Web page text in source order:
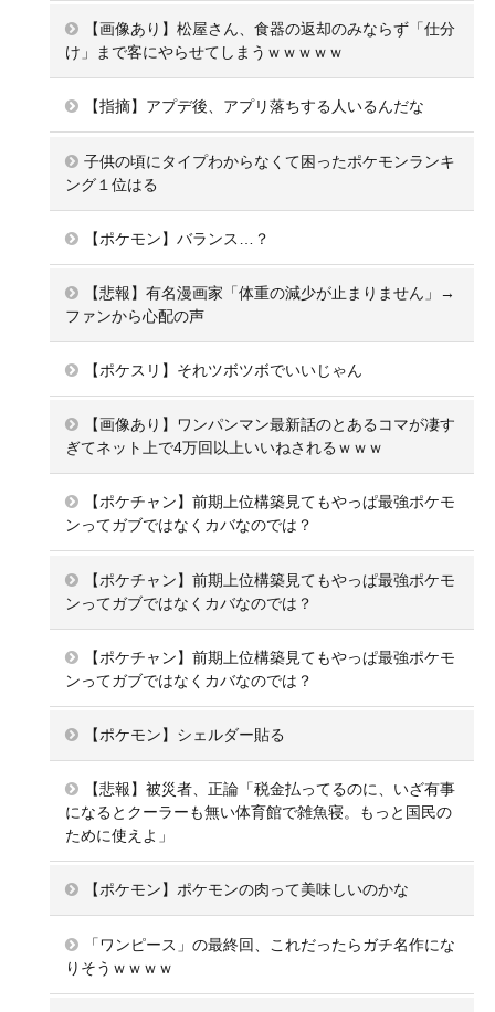
【画像あり】松屋さん、食器の返却のみならず「仕分
け」まで客にやらせてしまうｗｗｗｗｗ
【指摘】アプデ後、アプリ落ちする人いるんだな
子供の頃にタイプわからなくて困ったポケモンランキ
ング１位はる
【ポケモン】バランス…？
【悲報】有名漫画家「体重の減少が止まりません」→
ファンから心配の声
【ポケスリ】それツボツボでいいじゃん
【画像あり】ワンパンマン最新話のとあるコマが凄す
ぎてネット上で4万回以上いいねされるｗｗｗ
【ポケチャン】前期上位構築見てもやっぱ最強ポケモ
ンってガブではなくカバなのでは？
【ポケチャン】前期上位構築見てもやっぱ最強ポケモ
ンってガブではなくカバなのでは？
【ポケチャン】前期上位構築見てもやっぱ最強ポケモ
ンってガブではなくカバなのでは？
【ポケモン】シェルダー貼る
【悲報】被災者、正論「税金払ってるのに、いざ有事
になるとクーラーも無い体育館で雑魚寝。もっと国民の
ために使えよ」
【ポケモン】ポケモンの肉って美味しいのかな
「ワンピース」の最終回、これだったらガチ名作にな
りそうｗｗｗｗ